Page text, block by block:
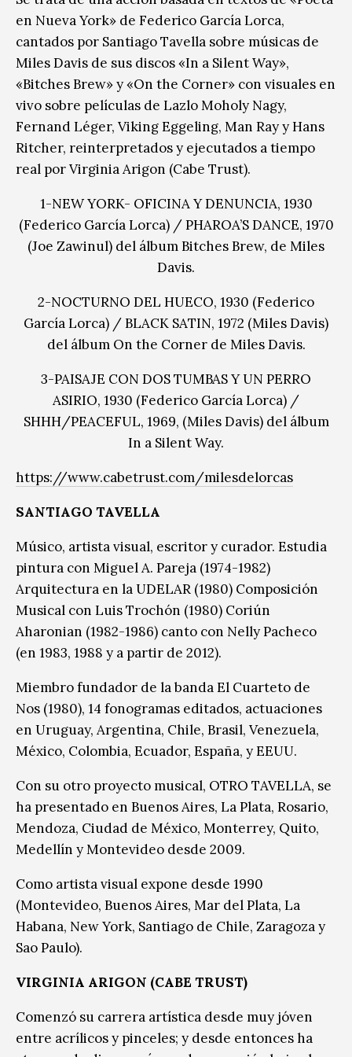
en Nueva York» de Federico García Lorca,
cantados por Santiago Tavella sobre músicas de
Miles Davis de sus discos «In a Silent Way»,
«Bitches Brew» y «On the Corner» con visuales en
vivo sobre películas de Lazlo Moholy Nagy,
Fernand Léger, Viking Eggeling, Man Ray y Hans
Ritcher, reinterpretados y ejecutados a tiempo
real por Virginia Arigon (Cabe Trust).
1-NEW YORK- OFICINA Y DENUNCIA, 1930
(Federico García Lorca) / PHAROA’S DANCE, 1970
(Joe Zawinul) del álbum Bitches Brew, de Miles
Davis.
2-NOCTURNO DEL HUECO, 1930 (Federico
García Lorca) / BLACK SATIN, 1972 (Miles Davis)
del álbum On the Corner de Miles Davis.
3-PAISAJE CON DOS TUMBAS Y UN PERRO
ASIRIO, 1930 (Federico García Lorca) /
SHHH/PEACEFUL, 1969, (Miles Davis) del álbum
In a Silent Way.
https://www.cabetrust.com/milesdelorcas
SANTIAGO TAVELLA
Músico, artista visual, escritor y curador. Estudia
pintura con Miguel A. Pareja (1974-1982)
Arquitectura en la UDELAR (1980) Composición
Musical con Luis Trochón (1980) Coriún
Aharonian (1982-1986) canto con Nelly Pacheco
(en 1983, 1988 y a partir de 2012).
Miembro fundador de la banda El Cuarteto de
Nos (1980), 14 fonogramas editados, actuaciones
en Uruguay, Argentina, Chile, Brasil, Venezuela,
México, Colombia, Ecuador, España, y EEUU.
Con su otro proyecto musical, OTRO TAVELLA, se
ha presentado en Buenos Aires, La Plata, Rosario,
Mendoza, Ciudad de México, Monterrey, Quito,
Medellín y Montevideo desde 2009.
Como artista visual expone desde 1990
(Montevideo, Buenos Aires, Mar del Plata, La
Habana, New York, Santiago de Chile, Zaragoza y
Sao Paulo).
VIRGINIA ARIGON (CABE TRUST)
Comenzó su carrera artística desde muy jóven
entre acrílicos y pinceles; y desde entonces ha